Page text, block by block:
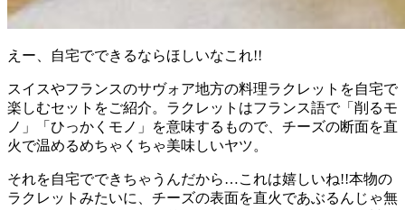
えー、自宅でできるならほしいなこれ!!
スイスやフランスのサヴォア地方の料理ラクレットを自宅で
楽しむセットをご紹介。ラクレットはフランス語で「削るモ
ノ」「ひっかくモノ」を意味するもので、チーズの断面を直
火で温めるめちゃくちゃ美味しいヤツ。
それを自宅でできちゃうんだから…これは嬉しいね!!本物の
ラクレットみたいに、チーズの表面を直火であぶるんじゃ無